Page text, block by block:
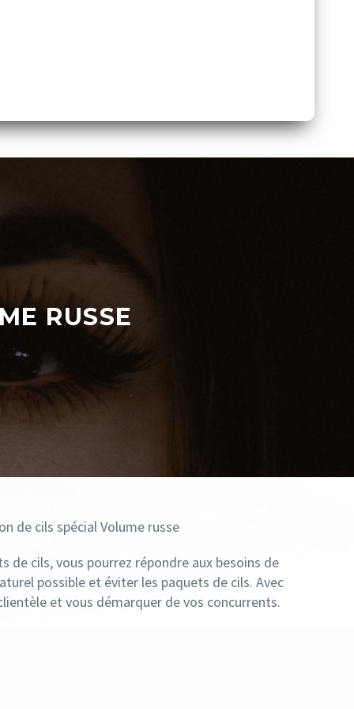
RUSSE
de cils spécial Volume russe
de cils,vous pourrez répondre aux besoins de
possible et éviter les paquets de cils. Avec
et vous démarquer de vos concurrents.